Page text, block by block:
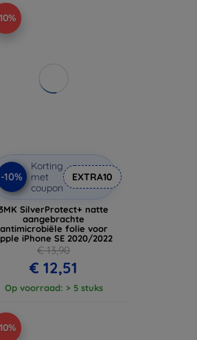
-10%
Korting
met
coupon
EXTRA10
SilverProtect+ natte
aangebrachte
antimicrobiële folie voor
iPhone SE 2020/2022
€ 13,90
€ 12,51
Op voorraad: > 5 stuks